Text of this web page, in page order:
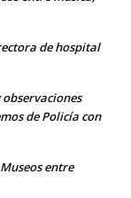
de hospital
de Policía con
entre